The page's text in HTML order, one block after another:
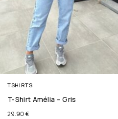
TSHIRTS
T-Shirt Amélia – Gris
29.90 €